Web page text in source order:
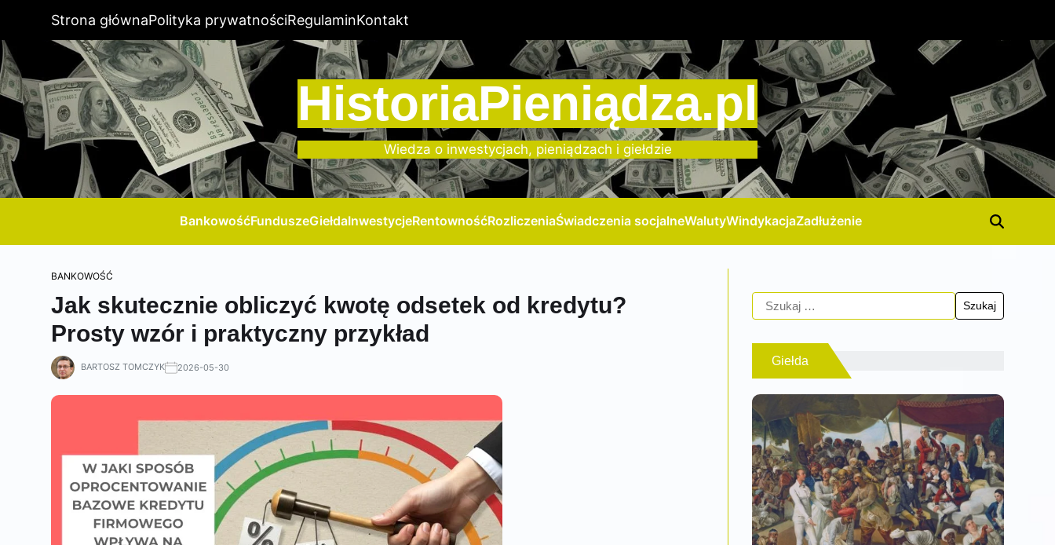
Strona głównaPolityka prywatnościRegulaminKontakt
HistoriaPieniądza.pl
Wiedza o inwestycjach, pieniądzach i giełdzie
BankowośćFunduszeGiełdaInwestycjeRentownośćRozliczeniaŚwiadczenia socjalneWalutyWindykacjaZadłużenie
BANKOWOŚĆ
Jak skutecznie obliczyć kwotę odsetek od kredytu?
Prosty wzór i praktyczny przykład
BARTOSZ TOMCZYK 2026-05-30 Giełda